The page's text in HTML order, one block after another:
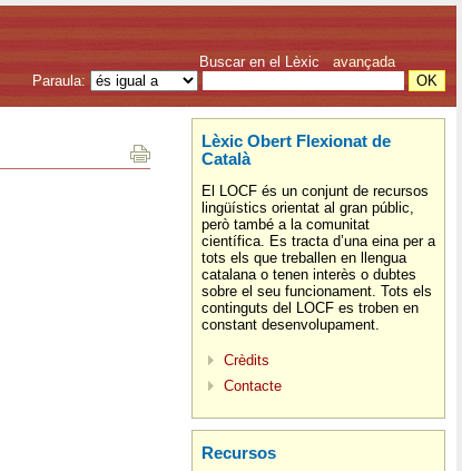
Buscar en el Lèxic avançada
Paraula:
Lèxic Obert Flexionat de
Català
El LOCF és un conjunt de recursos
lingüístics orientat al gran públic,
però també a la comunitat
científica. Es tracta d’una eina per a
tots els que treballen en llengua
catalana o tenen interès o dubtes
sobre el seu funcionament. Tots els
continguts del LOCF es troben en
constant desenvolupament.
Crèdits
Contacte
Recursos